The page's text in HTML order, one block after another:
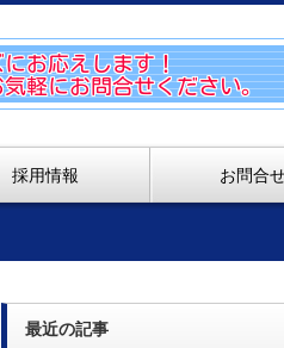
採用情報 お問合
最近の記事